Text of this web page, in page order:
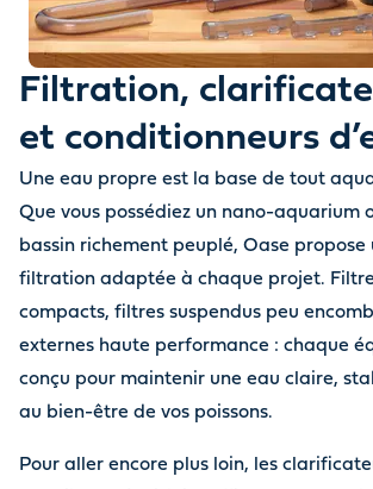
Filtration,
et conditionneurs
Une eau propre est la base de tout
Que vous possédiez un nano-aquarium
bassin richement peuplé, Oase propose
filtration adaptée à chaque projet.
compacts, filtres suspendus peu
externes haute performance : chaque
conçu pour maintenir une eau claire,
au bien-être de vos poissons.
Pour aller encore plus loin, les